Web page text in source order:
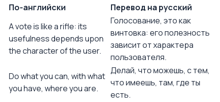
По-английски
Перевод на русский
A vote is like a rifle: its
usefulness depends upon
the character of the user.
Голосование, это как
винтовка: его полезность
зависит от характера
пользователя.
Do what you can, with what
you have, where you are.
Делай, что можешь, с тем,
что имеешь, там, где ты
есть.